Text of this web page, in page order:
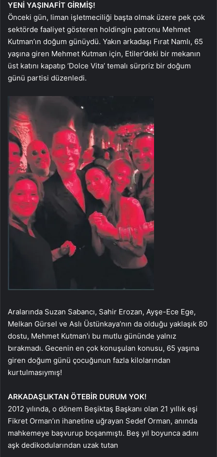
YENİ YAŞINAFİT GİRMİŞ!
Önceki gün, liman işletmeciliği başta olmak üzere pek çok
sektörde faaliyet gösteren holdingin patronu Mehmet
Kutman’ın doğum günüydü. Yakın arkadaşı Fırat Namlı, 65
yaşına giren Mehmet Kutman için, Etiler’deki bir mekanın
üst katını kapatıp ‘Dolce Vita’ temalı sürpriz bir doğum
günü partisi düzenledi.
Aralarında Suzan Sabancı, Sahir Erozan, Ayşe-Ece Ege,
Melkan Gürsel ve Aslı Üstünkaya’nın da olduğu yaklaşık 80
dostu, Mehmet Kutman’ı bu mutlu gününde yalnız
bırakmadı. Gecenin en çok konuşulan konusu, 65 yaşına
giren doğum günü çocuğunun fazla kilolarından
kurtulmasıymış!
ARKADAŞLIKTAN ÖTEBİR DURUM YOK!
2012 yılında, o dönem Beşiktaş Başkanı olan 21 yıllık eşi
Fikret Orman’ın ihanetine uğrayan Sedef Orman, anında
mahkemeye başvurup boşanmıştı. Beş yıl boyunca adını
aşk dedikodularından uzak tutan